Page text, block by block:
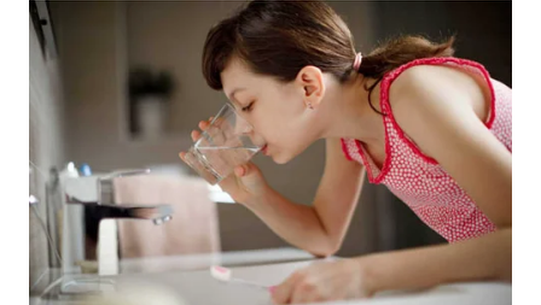
WN
NIAS
TAPANULI
SELATAN